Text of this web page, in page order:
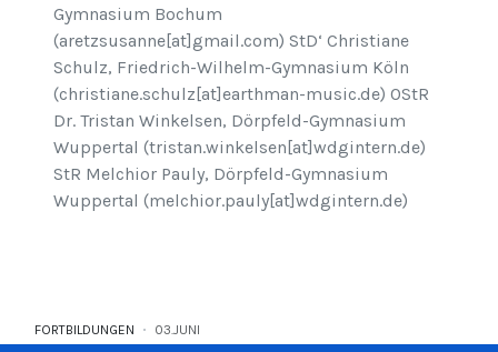
Gymnasium Bochum
(aretzsusanne[at]gmail.com) StD‘ Christiane
Schulz, Friedrich-Wilhelm-Gymnasium Köln
(christiane.schulz[at]earthman-music.de) OStR
Dr. Tristan Winkelsen, Dörpfeld-Gymnasium
Wuppertal (tristan.winkelsen[at]wdgintern.de)
StR Melchior Pauly, Dörpfeld-Gymnasium
Wuppertal (melchior.pauly[at]wdgintern.de)
FORTBILDUNGEN 03.JUNI